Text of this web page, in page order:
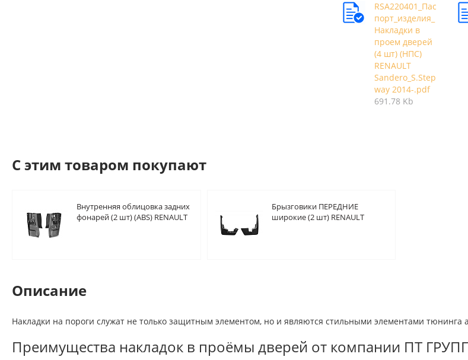
RSA220401_Пас
порт_изделия_
Накладки в
проем дверей
(4 шт) (НПС)
RENAULT
Sandero_S.Step
way 2014-.pdf
691.78 Kb
C этим товаром покупают
Внутренняя облицовка задних
фонарей (2 шт) (ABS) RENAULT
Брызговики ПЕРЕДНИЕ
широкие (2 шт) RENAULT
Описание
Накладки на пороги служат не только защитным элементом, но и являются стильными элементами тюнинга
Преимущества накладок в проёмы дверей от компании ПТ